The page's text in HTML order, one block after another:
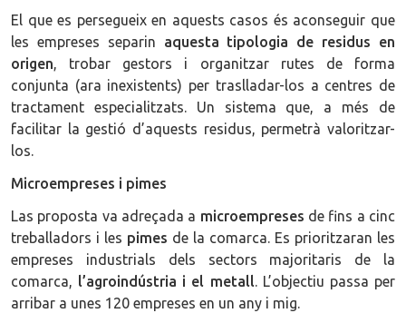
El que es persegueix en aquests casos és aconseguir que
les empreses separin aquesta tipologia de residus en
origen, trobar gestors i organitzar rutes de forma
conjunta (ara inexistents) per traslladar-los a centres de
tractament especialitzats. Un sistema que, a més de
facilitar la gestió d’aquests residus, permetrà valoritzar-
los.
Microempreses i pimes
Las proposta va adreçada a microempreses de fins a cinc
treballadors i les pimes de la comarca. Es prioritzaran les
empreses industrials dels sectors majoritaris de la
comarca, l’agroindústria i el metall. L’objectiu passa per
arribar a unes 120 empreses en un any i mig.